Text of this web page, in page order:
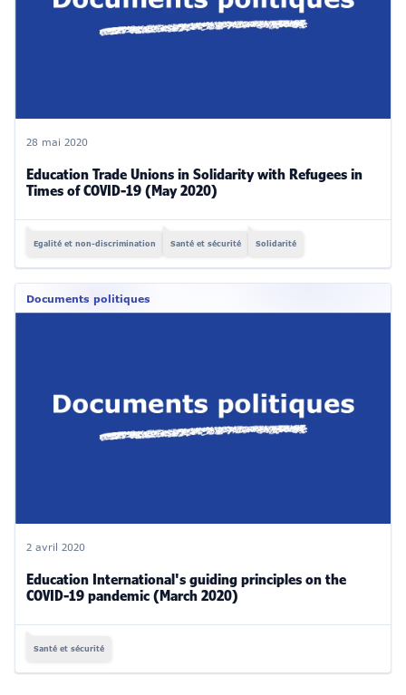
28 mai 2020
Education Trade Unions in Solidarity with Refugees in
Times of COVID-19 (May 2020)
Egalité et non-discrimination Santé et sécurité Solidarité
Documents politiques
2 avril 2020
Education International's guiding principles on the
COVID-19 pandemic (March 2020)
Santé et sécurité